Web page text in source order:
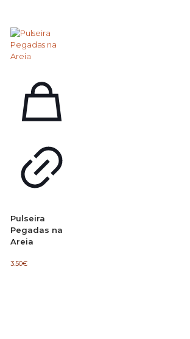
Pulseira
Pegadas na
Areia
3.50€